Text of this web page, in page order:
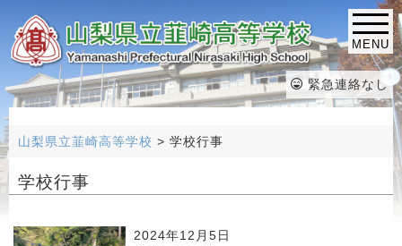
MENU
緊急連絡なし
山梨県立韮崎高等学校 > 学校行事
学校行事
2024年12月5日